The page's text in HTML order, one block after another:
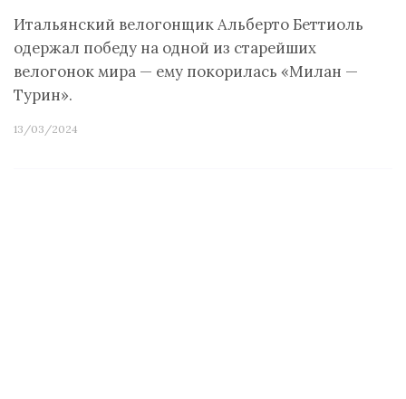
Итальянский велогонщик Альберто Беттиоль
одержал победу на одной из старейших
велогонок мира — ему покорилась «Милан —
Турин».
13/03/2024